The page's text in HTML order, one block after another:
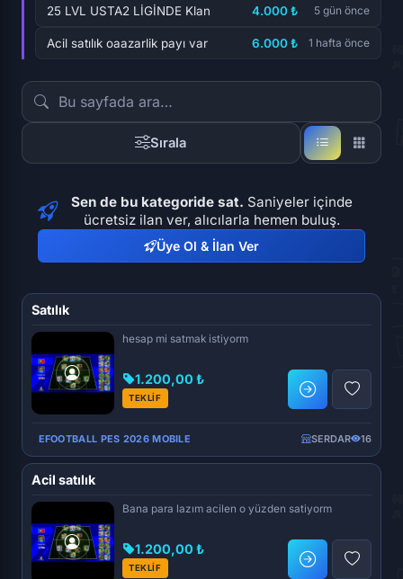
25 LVL USTA2 LİGİNDE Klan 4.000 ₺ 5 gün önce
Acil satılık oaazarlik payı var 6.000 ₺ 1 hafta önce
Sırala
Sen de bu kategoride sat. Saniyeler içinde
ücretsiz ilan ver, alıcılarla hemen buluş.
Üye Ol & İlan Ver
Satılık
hesap mi satmak istiyorm
1.200,00 ₺
TEKLİF
EFOOTBALL PES 2026 MOBILE SERDAR 16
Acil satılık
Bana para lazım acilen o yüzden satiyorm
1.200,00 ₺
TEKLİF